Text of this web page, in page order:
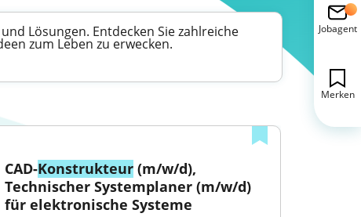
Lösungen. Entdecken Sie zahlreiche
zum Leben zu erwecken.
CAD-Konstrukteur (m/w/d),
Technischer Systemplaner (m/w/d)
für elektronische Systeme
Jobagent
Merken